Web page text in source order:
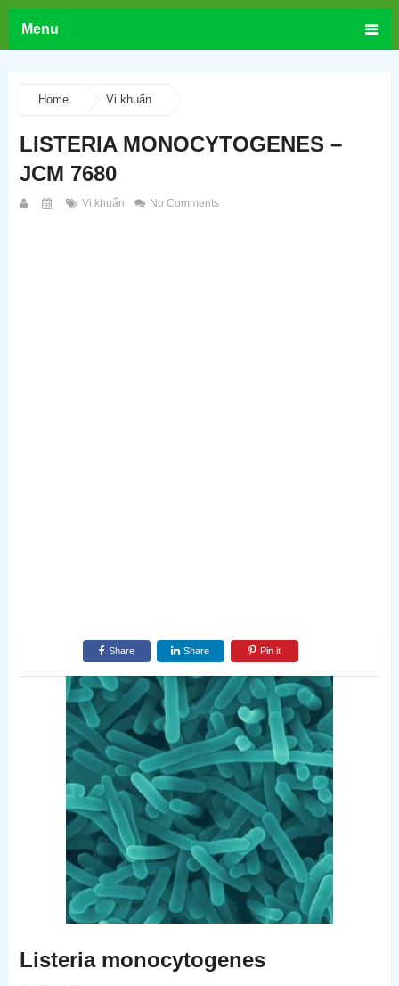
Menu
Home Vi khuẩn
LISTERIA MONOCYTOGENES –
JCM 7680
Vi khuẩn No Comments
Share Share Pin it
Listeria monocytogenes